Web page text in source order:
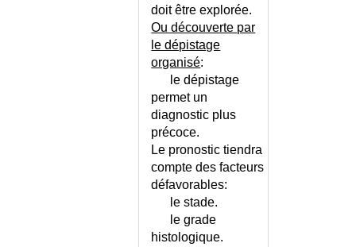
CEREBELLEUX (SYNDROME)
CERTIFICAT - GENERALITES
CERTIFICAT CONCERNANT
CERTIFICAT D'APTITUDE AU
CERTIFICAT D'APTITUDE AU
CERTIFICAT D'APTITUDE POUR
VIE EN COLLECTIVITE
CERTIFICAT D'ENFANT SANS
CERTIFICAT D'INAPTITUDE AU
doit être explorée.
Ou découverte par
le dépistage
organisé:
le dépistage
permet un
diagnostic plus
précoce.
Le pronostic tiendra
compte des facteurs
défavorables:
le stade.
le grade
histologique.